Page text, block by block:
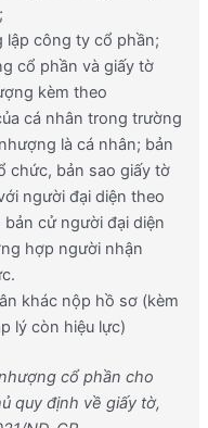
lập công ty cổ phần;
cổ phần và giấy tờ
kèm theo
cá nhân trong trường
là cá nhân; bản
chức, bản sao giấy tờ
người đại diện theo
cử người đại diện
hợp người nhận
khác nộp hồ sơ (kèm
lý còn hiệu lực)
cổ phần cho
quy định về giấy tờ,